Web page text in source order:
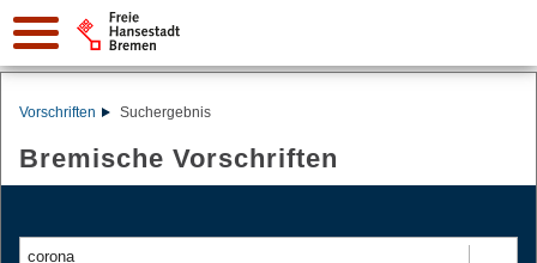
Vorschriften Suchergebnis
Bremische Vorschriften